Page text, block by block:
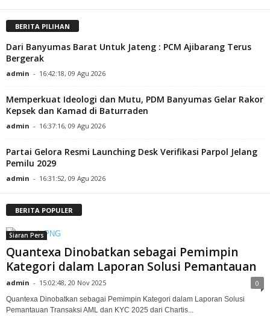
BERITA PILIHAN
Dari Banyumas Barat Untuk Jateng : PCM Ajibarang Terus
Bergerak
admin - 16:42:18, 09 Agu 2026
Memperkuat Ideologi dan Mutu, PDM Banyumas Gelar Rakor
Kepsek dan Kamad di Baturraden
admin - 16:37:16, 09 Agu 2026
Partai Gelora Resmi Launching Desk Verifikasi Parpol Jelang
Pemilu 2029
admin - 16:31:52, 09 Agu 2026
BERITA POPULER
Siaran Pers
Quantexa Dinobatkan sebagai Pemimpin
Kategori dalam Laporan Solusi Pemantauan
admin - 15:02:48, 20 Nov 2025 0
Quantexa Dinobatkan sebagai Pemimpin Kategori dalam Laporan Solusi
Pemantauan Transaksi AML dan KYC 2025 dari Chartis...